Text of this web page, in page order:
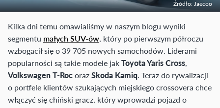
Źródło: Jaecoo
Kilka dni temu omawialiśmy w naszym blogu wyniki
segmentu małych SUV-ów, który po pierwszym półroczu
wzbogacił się o 39 705 nowych samochodów. Liderami
popularności są takie modele jakToyota Yaris Cross,
Volkswagen T-RocorazSkoda Kamiq. Teraz do rywalizacji
o portfele klientów szukających miejskiego crossovera chce
włączyć się chiński gracz, który wprowadzi pojazd o